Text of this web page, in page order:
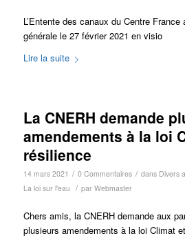
L’Entente des canaux du Centre
générale le 27 février 2021 en visio
Lire la suite
La CNERH demande
amendements à la loi
résilience
14 mars 2021 / 0 Commentaires / dans Divers
La loi sur l'eau / par Webmaster
Chers amis, la CNERH demande aux
plusieurs amendements à la loi Climat